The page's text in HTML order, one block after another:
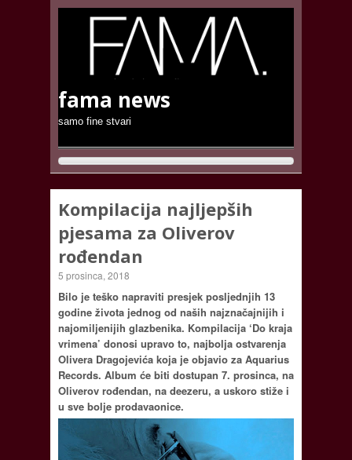
fama news
samo fine stvari
Kompilacija najljepših
pjesama za Oliverov
rođendan
5 prosinca, 2018
Bilo je teško napraviti presjek posljednjih 13
godine života jednog od naših najznačajnijih i
najomiljenijih glazbenika. Kompilacija ‘Do kraja
vrimena’ donosi upravo to, najbolja ostvarenja
Olivera Dragojevića koja je objavio za Aquarius
Records. Album će biti dostupan 7. prosinca, na
Oliverov rođendan, na deezeru, a uskoro stiže i
u sve bolje prodavaonice.